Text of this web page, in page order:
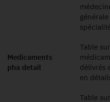
Medicaments
pha detail
Table
délivrés
en
Table